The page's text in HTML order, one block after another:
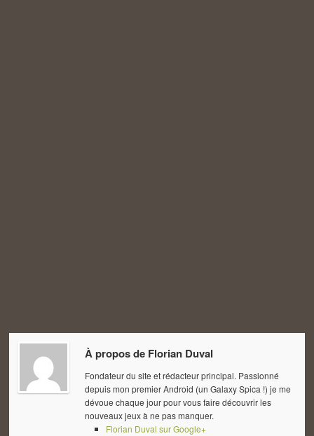
À propos de Florian Duval
Fondateur du site et rédacteur principal. Passionné
depuis mon premier Android (un Galaxy Spica !) je me
dévoue chaque jour pour vous faire découvrir les
nouveaux jeux à ne pas manquer.
Florian Duval sur Google+